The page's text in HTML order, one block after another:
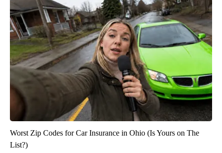
Worst Zip Codes for Car Insurance in Ohio (Is Yours on The
List?)